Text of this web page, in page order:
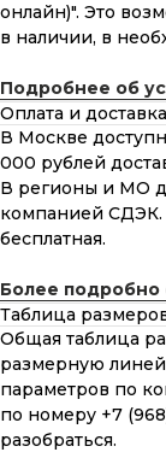
онлайн)". Это
в наличии, в
Подробнее об
Оплата и доставка
В Москве
000 рублей
В регионы и МО
компанией СДЭК.
бесплатная.
Более подробно
Таблица
Общая таблица
размерную
параметров по
по номеру +7
разобраться.